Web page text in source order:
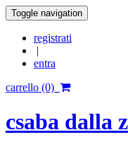
Toggle navigation
registrati
|
entra
carrello (0)
csaba dalla